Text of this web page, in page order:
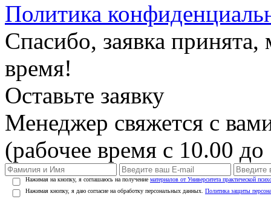
Политика
Спасибо, заявка
время!
Оставьте заявку
Менеджер свяжется с
(рабочее время с 10.00
Нажимая на кнопку, я соглашаюсь на получение материалов от Университета практической
Нажимая кнопку, я даю согласие на обработку персональных данных. Политика защиты